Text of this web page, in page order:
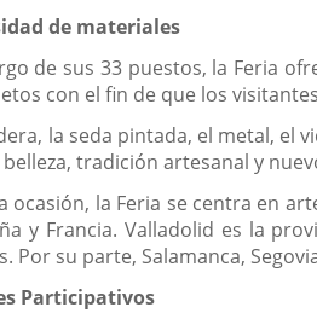
de materiales
de sus 33 puestos, la Feria
con el fin de que los
la seda pintada, el metal, el
tradición artesanal y
ocasión, la Feria se centra en
y Francia. Valladolid es la
Por su parte, Salamanca,
Participativos